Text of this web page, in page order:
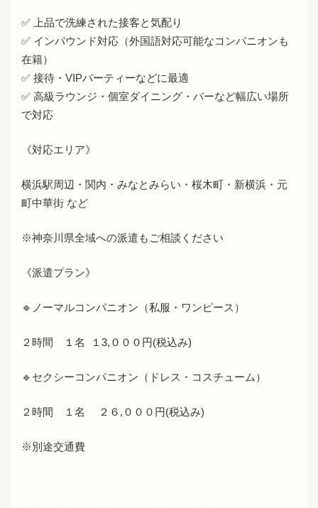
✅ 上品で洗練された接客と気配り
✅ インバウンド対応（外国語対応可能なコンパニオンも
在籍）
✅ 接待・VIPパーティーなどに最適
✅ 高級ラウンジ・個室ダイニング・バーなど幅広い場所
で対応
《対応エリア》
横浜駅周辺・関内・みなとみらい・桜木町・新横浜・元
町中華街 など
※神奈川県全域への派遣もご相談ください
《派遣プラン》
🔹ノーマルコンパニオン（私服・ワンピース）
２時間 １名 １3,０００円(税込み)
🔹セクシーコンパニオン（ドレス・コスチューム）
２時間 １名 ２６,０００円(税込み)
※別途交通費